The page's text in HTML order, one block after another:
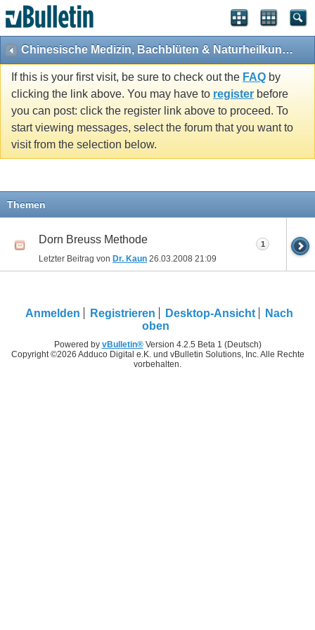
Chinesische Medizin, Bachblüten & Naturheilkunde bei Pferden
If this is your first visit, be sure to check out the FAQ by
clicking the link above. You may have to register before
you can post: click the register link above to proceed. To
start viewing messages, select the forum that you want to
visit from the selection below.
Themen
Dorn Breuss Methode
Letzter Beitrag von Dr. Kaun 26.03.2008 21:09
1
Anmelden Registrieren Desktop-Ansicht
Nach
oben
Powered by vBulletin®Version 4.2.5 Beta 1 (Deutsch)
Copyright ©2026 Adduco Digital e.K. und vBulletin Solutions, Inc. Alle Rechte
vorbehalten.